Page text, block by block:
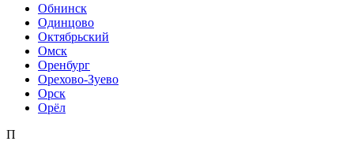
Обнинск
Одинцово
Октябрьский
Омск
Оренбург
Орехово-Зуево
Орск
Орёл
П